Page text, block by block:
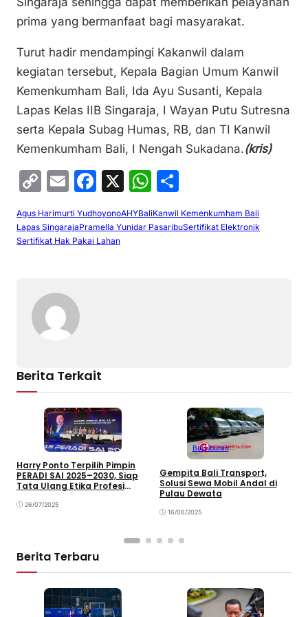
prima yang bermanfaat bagi masyarakat.
Turut hadir mendampingi Kakanwil dalam
kegiatan tersebut, Kepala Bagian Umum Kanwil
Kemenkumham Bali, Ida Ayu Susanti, Kepala
Lapas Kelas IIB Singaraja, I Wayan Putu Sutresna
serta Kepala Subag Humas, RB, dan TI Kanwil
Kemenkumham Bali, I Nengah Sukadana.(kris)
C
p
y
n
k
E
ai
l
F
c
e
X
W
at ar
Agus Harimurti YudhoyonoAHYBaliKanwil Kemenkumham Bali
Lapas SingarajaPramella Yunidar PasaribuSertifikat Elektronik
Sertifikat Hak Pakai Lahan
Berita Terkait
Bali
Harry Ponto Terpilih Pimpin
PERADI SAI 2025–2030, Siap
Tata Ulang Etika Profesi
26/07/2025
BaliLiburan
Gempita Bali Transport,
Solusi Sewa Mobil Andal di
Pulau Dewata
16/06/2025
Berita Terbaru